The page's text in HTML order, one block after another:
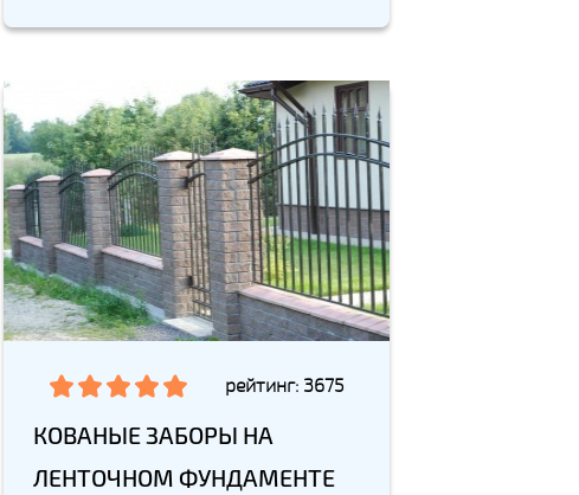
рейтинг: 3675
КОВАНЫЕ ЗАБОРЫ НА
ЛЕНТОЧНОМ ФУНДАМЕНТЕ